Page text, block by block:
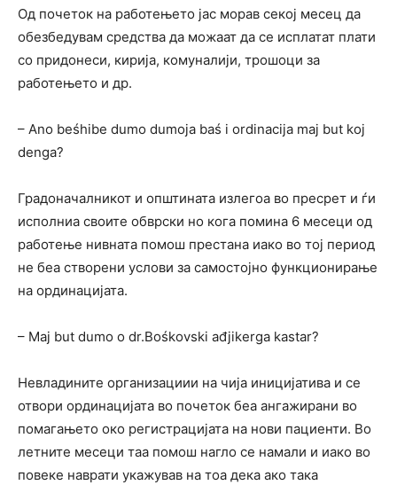
Од почеток на работењето јас морав секој месец да
обезбедувам средства да можаат да се исплатат плати
со придонеси, кирија, комуналији, трошоци за
работењето и др.
– Ano beśhibe dumo dumoja baś i ordinacija maj but koj
denga?
Градоначалникот и општината излегоа во пресрет и ѓи
исполниа своите обврски но кога помина 6 месеци од
работење нивната помош престана иако во тој период
не беа створени услови за самостојно функционирање
на ординацијата.
– Maj but dumo o dr.Bośkovski ađjikerga kastar?
Невладините организациии на чија иницијатива и се
отвори ординацијата во почеток беа ангажирани во
помагањето око регистрацијата на нови пациенти. Во
летните месеци таа помош нагло се намали и иако во
повеке наврати укажував на тоа дека ако така